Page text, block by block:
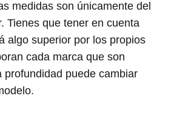
medidas son únicamente del
Tienes que tener en cuenta
algo superior por los propios
cada marca que son
profundidad puede cambiar